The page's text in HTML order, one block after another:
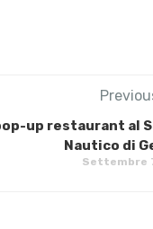
up restaurant al
Nautico di
Settembre